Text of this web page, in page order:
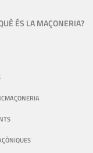
ÉS LA MAÇONERIA?